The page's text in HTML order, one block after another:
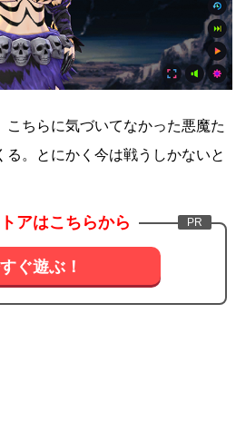
こちらに気づいてなかった悪魔た
る。とにかく今は戦うしかないと
アはこちらから
ぐ遊ぶ！